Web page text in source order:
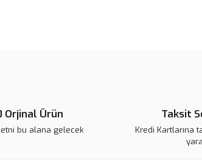
Orjinal Ürün
bu alana gelecek
Taksit
Kredi Kartlarına